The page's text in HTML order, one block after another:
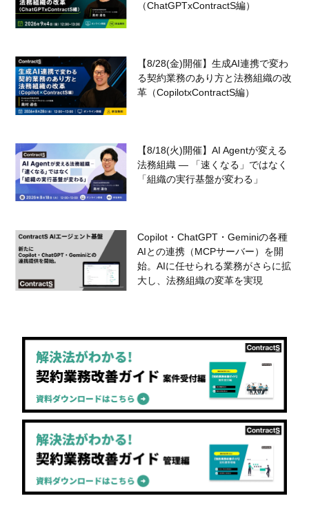
（ChatGPTxContractS編）
【8/28(金)開催】生成AI連携で変わ
る契約業務のあり方と法務組織の改
革（CopilotxContractS編）
【8/18(火)開催】AI Agentが変える
法務組織 — 「速くなる」ではなく
「組織の実行基盤が変わる」
Copilot・ChatGPT・Geminiの各種
AIとの連携（MCPサーバー）を開
始。AIに任せられる業務がさらに拡
大し、法務組織の変革を実現